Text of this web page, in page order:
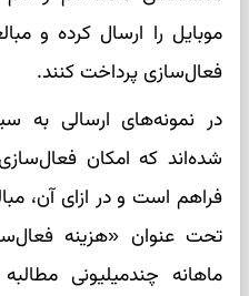
موبایل را ارسال کرده و
فعال‌سازی پرداخت کنند.
در نمونه‌های ارسالی به
شده‌اند که امکان
تحت عنوان «هزینه
ماهانه چندمیلیونی